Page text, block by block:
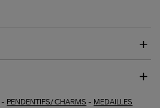
- PENDENTIFS/ CHARMS - MEDAILLES